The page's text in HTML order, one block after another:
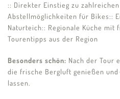
:: Direkter Einstieg zu
Abstellmöglichkeiten für Bikes::
Naturteich:: Regionale Küche mit
Tourentipps aus der Region
Besonders schön: Nach der Tour
die frische Bergluft genießen und
lassen.